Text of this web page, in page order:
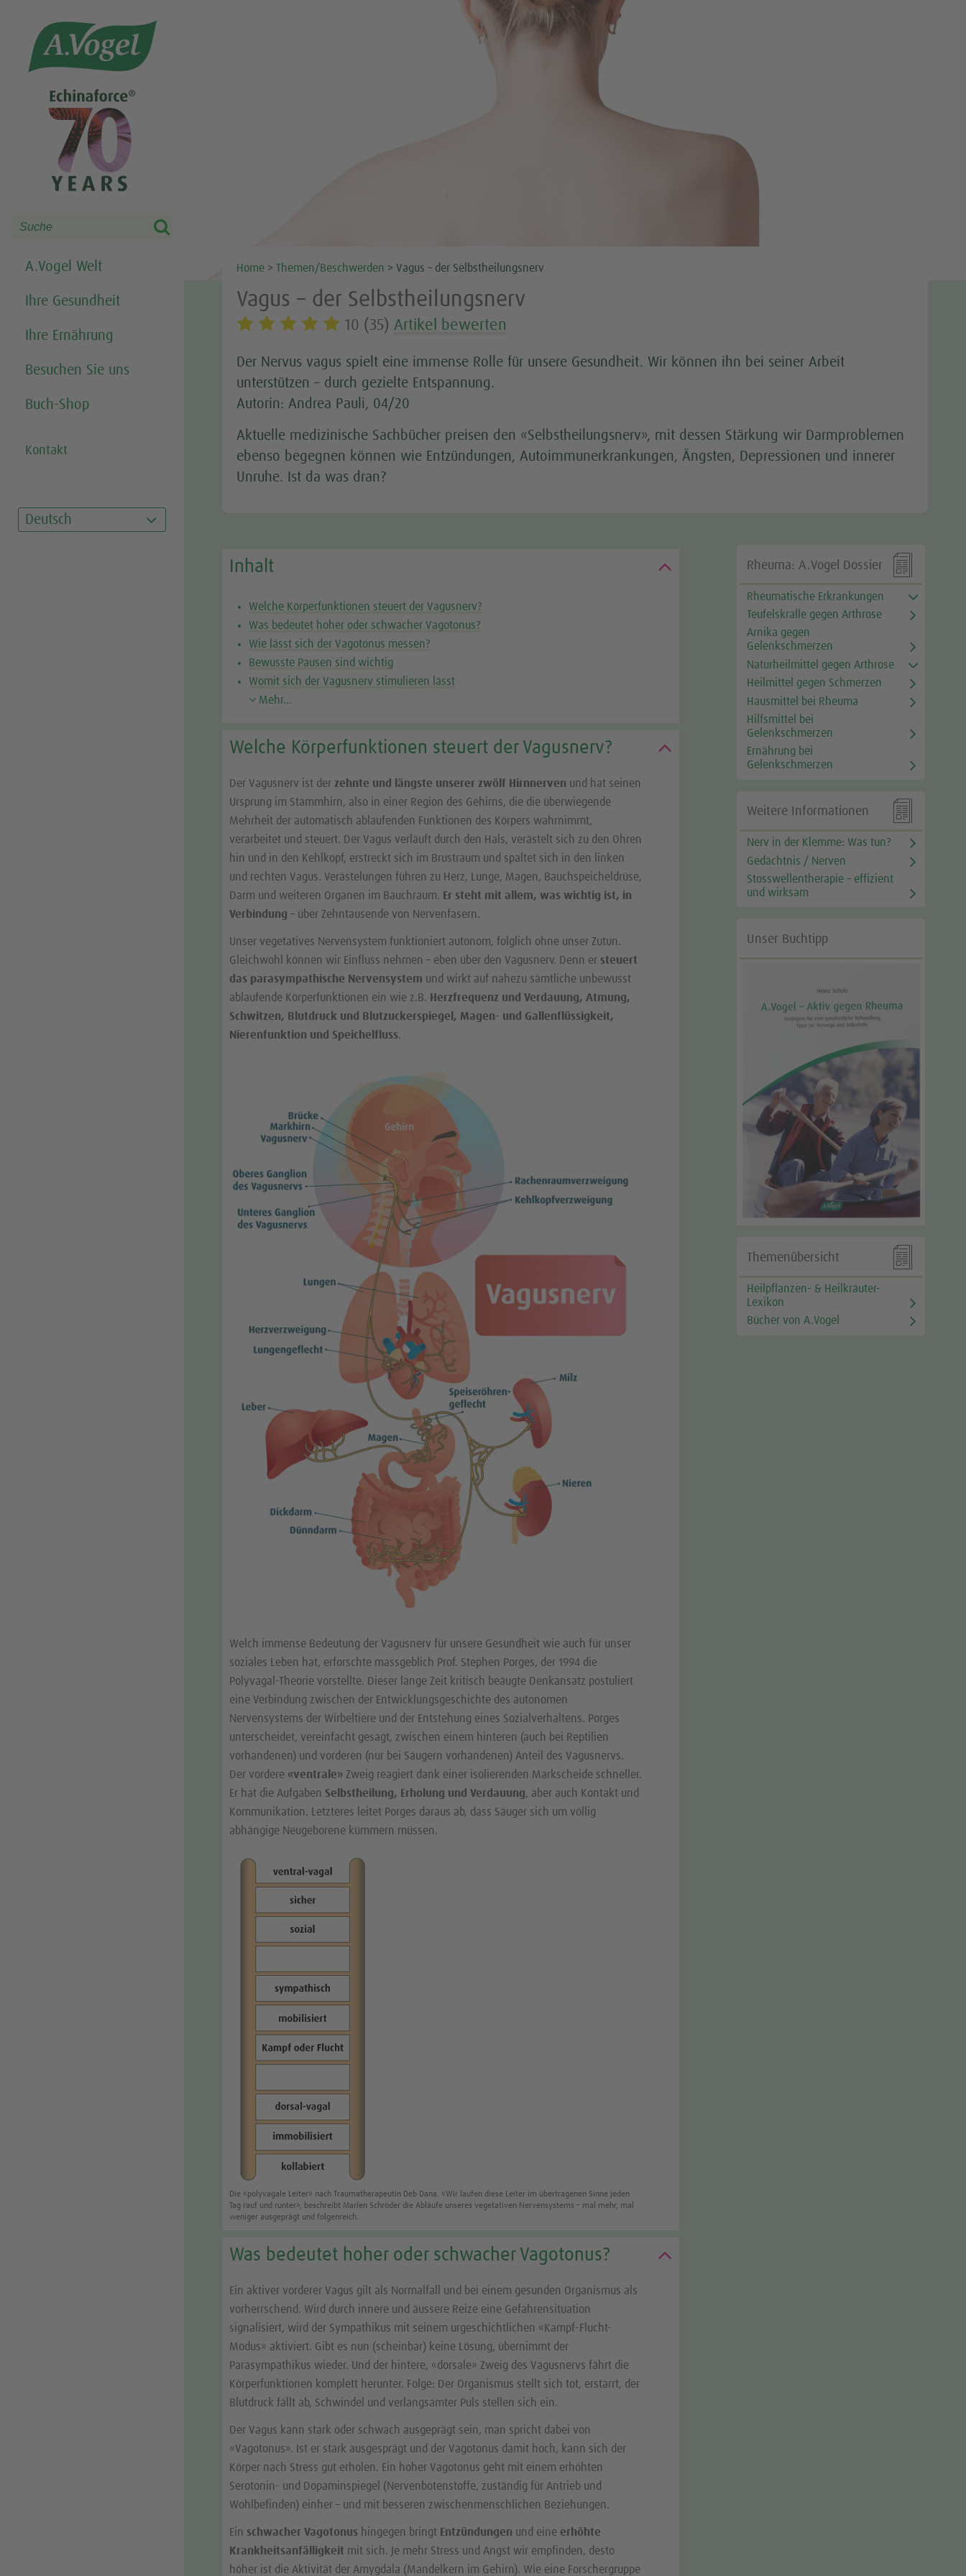

A.Vogel Welt
Ihre Gesundheit
Ihre Ernährung
Besuchen Sie uns
Buch-Shop
Kontakt
Deutsch
Home >Themen/Beschwerden >Vagus – der Selbstheilungsnerv
Vagus – der Selbstheilungsnerv
10 (35)Artikel bewerten
Der Nervus vagus spielt eine immense Rolle für unsere Gesundheit. Wir können ihn bei seiner Arbeit
unterstützen – durch gezielte Entspannung.
Autorin: Andrea Pauli, 04/20
Aktuelle medizinische Sachbücher preisen den «Selbstheilungsnerv», mit dessen Stärkung wir Darmproblemen
ebenso begegnen können wie Entzündungen, Autoimmunerkrankungen, Ängsten, Depressionen und innerer
Unruhe. Ist da was dran?
Inhalt
Welche Körperfunktionen steuert der Vagusnerv?
Was bedeutet hoher oder schwacher Vagotonus?
Wie lässt sich der Vagotonus messen?
Bewusste Pausen sind wichtig
Womit sich der Vagusnerv stimulieren lässt
Mehr...
Welche Körperfunktionen steuert der Vagusnerv?
Der Vagusnerv ist der zehnte und längste unserer zwölf Hirnnerven und hat seinen
Ursprung im Stammhirn, also in einer Region des Gehirns, die die überwiegende
Mehrheit der automatisch ablaufenden Funktionen des Körpers wahrnimmt,
verarbeitet und steuert. Der Vagus verläuft durch den Hals, verästelt sich zu den Ohren
hin und in den Kehlkopf, erstreckt sich im Brustraum und spaltet sich in den linken
und rechten Vagus. Verästelungen führen zu Herz, Lunge, Magen, Bauchspeicheldrüse,
Darm und weiteren Organen im Bauchraum. Er steht mit allem, was wichtig ist, in
Verbindung – über Zehntausende von Nervenfasern.
Unser vegetatives Nervensystem funktioniert autonom, folglich ohne unser Zutun.
Gleichwohl können wir Einfluss nehmen – eben über den Vagusnerv. Denn er steuert
das parasympathische Nervensystem und wirkt auf nahezu sämtliche unbewusst
ablaufende Körperfunktionen ein wie z.B. Herzfrequenz und Verdauung, Atmung,
Schwitzen, Blutdruck und Blutzuckerspiegel, Magen- und Gallenflüssigkeit,
Nierenfunktion und Speichelfluss.
Welch immense Bedeutung der Vagusnerv für unsere Gesundheit wie auch für unser
soziales Leben hat, erforschte massgeblich Prof. Stephen Porges, der 1994 die
Polyvagal-Theorie vorstellte. Dieser lange Zeit kritisch beäugte Denkansatz postuliert
eine Verbindung zwischen der Entwicklungsgeschichte des autonomen
Nervensystems der Wirbeltiere und der Entstehung eines Sozialverhaltens. Porges
unterscheidet, vereinfacht gesagt, zwischen einem hinteren (auch bei Reptilien
vorhandenen) und vorderen (nur bei Säugern vorhandenen) Anteil des Vagusnervs.
Der vordere «ventrale» Zweig reagiert dank einer isolierenden Markscheide schneller.
Er hat die Aufgaben Selbstheilung, Erholung und Verdauung, aber auch Kontakt und
Kommunikation. Letzteres leitet Porges daraus ab, dass Säuger sich um völlig
abhängige Neugeborene kümmern müssen.
Die «polyvagale Leiter» nach Traumatherapeutin Deb Dana. «Wir laufen diese Leiter im übertragenen Sinne jeden
Tag rauf und runter», beschreibt Marlen Schröder die Abläufe unseres vegetativen Nervensystems – mal mehr, mal
weniger ausgeprägt und folgenreich.
Was bedeutet hoher oder schwacher Vagotonus?
Ein aktiver vorderer Vagus gilt als Normalfall und bei einem gesunden Organismus als
vorherrschend. Wird durch innere und äussere Reize eine Gefahrensituation
signalisiert, wird der Sympathikus mit seinem urgeschichtlichen «Kampf-Flucht-
Modus» aktiviert. Gibt es nun (scheinbar) keine Lösung, übernimmt der
Parasympathikus wieder. Und der hintere, «dorsale» Zweig des Vagusnervs fährt die
Körperfunktionen komplett herunter. Folge: Der Organismus stellt sich tot, erstarrt, der
Blutdruck fällt ab, Schwindel und verlangsamter Puls stellen sich ein.
Der Vagus kann stark oder schwach ausgeprägt sein, man spricht dabei von
«Vagotonus». Ist er stark ausgesprägt und der Vagotonus damit hoch, kann sich der
Körper nach Stress gut erholen. Ein hoher Vagotonus geht mit einem erhöhten
Serotonin- und Dopaminspiegel (Nervenbotenstoffe, zuständig für Antrieb und
Wohlbefinden) einher – und mit besseren zwischenmenschlichen Beziehungen.
Ein schwacher Vagotonus hingegen bringt Entzündungen und eine erhöhte
Krankheitsanfälligkeit mit sich. Je mehr Stress und Angst wir empfinden, desto
höher ist die Aktivität der Amygdala (Mandelkern im Gehirn). Wie eine Forschergruppe

Rheuma: A.Vogel Dossier
Rheumatische Erkrankungen
Teufelskralle gegen Arthrose
Arnika gegen
Gelenkschmerzen
Naturheilmittel gegen Arthrose
Heilmittel gegen Schmerzen
Hausmittel bei Rheuma
Hilfsmittel bei
Gelenkschmerzen
Ernährung bei
Gelenkschmerzen

Weitere Informationen
Nerv in der Klemme: Was tun?
Gedächtnis / Nerven
Stosswellentherapie – effizient
und wirksam
Unser Buchtipp

Themenübersicht
Heilpflanzen- & Heilkräuter-
Lexikon
Bücher von A.Vogel